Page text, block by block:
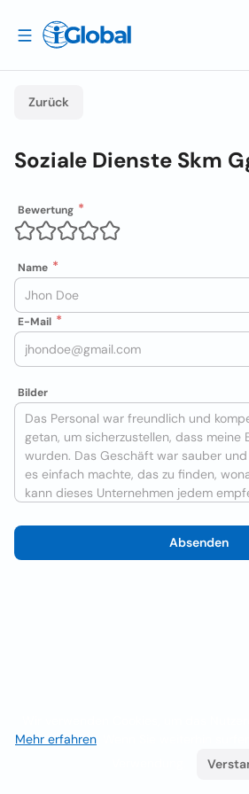
Zurück
Soziale Dienste Skm
Bewertung
Name
E-Mail
Bilder
Absenden
Mehr erfahren . Wenn Sie weiterhin